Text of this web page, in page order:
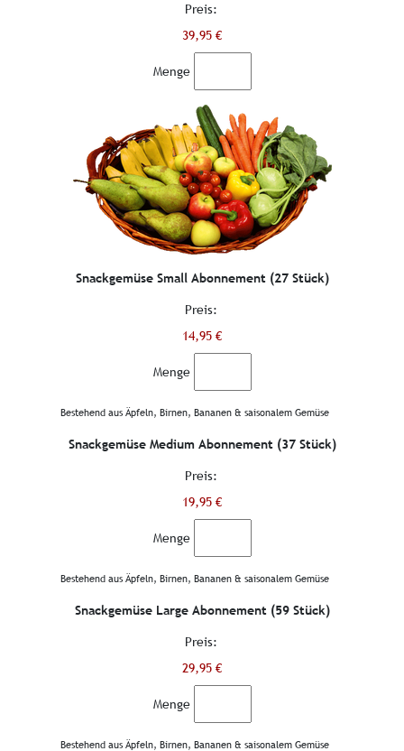
Preis:
39,95 €
Menge
Snackgemüse Small Abonnement (27 Stück)
Preis:
14,95 €
Menge
Bestehend aus Äpfeln, Birnen, Bananen & saisonalem Gemüse
Snackgemüse Medium Abonnement (37 Stück)
Preis:
19,95 €
Menge
Bestehend aus Äpfeln, Birnen, Bananen & saisonalem Gemüse
Snackgemüse Large Abonnement (59 Stück)
Preis:
29,95 €
Menge
Bestehend aus Äpfeln, Birnen, Bananen & saisonalem Gemüse